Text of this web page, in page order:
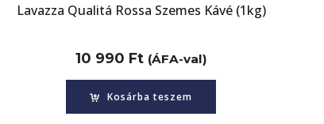
Lavazza Qualitá Rossa Szemes Kávé (1kg)
10 990 Ft (ÁFA-val)
Kosárba teszem